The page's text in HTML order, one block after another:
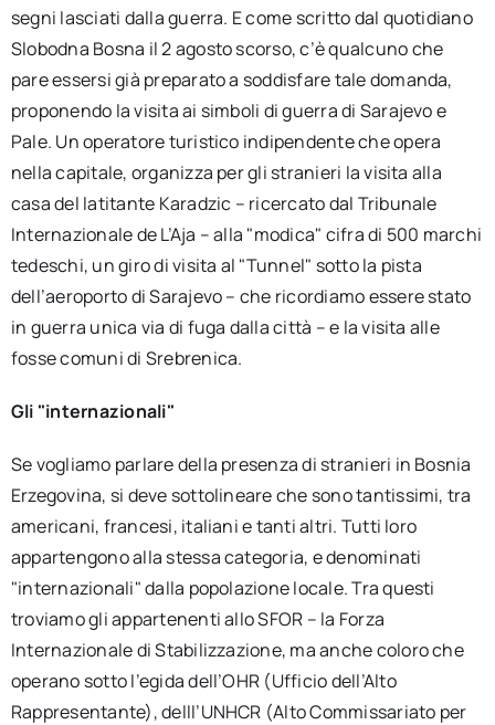
segni lasciati dalla guerra. E come scritto dal quotidiano
Slobodna Bosna il 2 agosto scorso, c’è qualcuno che
pare essersi già preparato a soddisfare tale domanda,
proponendo la visita ai simboli di guerra di Sarajevo e
Pale. Un operatore turistico indipendente che opera
nella capitale, organizza per gli stranieri la visita alla
casa del latitante Karadzic – ricercato dal Tribunale
Internazionale de L’Aja – alla "modica" cifra di 500 marchi
tedeschi, un giro di visita al "Tunnel" sotto la pista
dell’aeroporto di Sarajevo – che ricordiamo essere stato
in guerra unica via di fuga dalla città – e la visita alle
fosse comuni di Srebrenica.
Gli "internazionali"
Se vogliamo parlare della presenza di stranieri in Bosnia
Erzegovina, si deve sottolineare che sono tantissimi, tra
americani, francesi, italiani e tanti altri. Tutti loro
appartengono alla stessa categoria, e denominati
"internazionali" dalla popolazione locale. Tra questi
troviamo gli appartenenti allo SFOR – la Forza
Internazionale di Stabilizzazione, ma anche coloro che
operano sotto l’egida dell’OHR (Ufficio dell’Alto
Rappresentante), delll’UNHCR (Alto Commissariato per